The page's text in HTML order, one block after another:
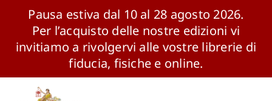
Pausa estiva dal 10 al 28 agosto 2026.
Per l’acquisto delle nostre edizioni vi
invitiamo a rivolgervi alle vostre librerie di
fiducia, fisiche e online.